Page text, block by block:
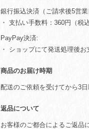
銀行振込決済（ご請求後5営
・ 支払い手数料：360円（税込
PayPay決済:
・ ショップにて発送処理後お
商品のお届け時期
配送のご依頼を受けてから3日
返品について
お客様のご都合によるご返品